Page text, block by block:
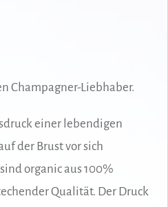
Champagner-Liebhaber.
einer lebendigen
der Brust vor sich
organic aus 100%
Qualität. Der Druck